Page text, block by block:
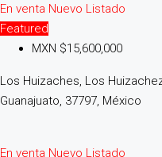
En venta Nuevo Listado
Featured
MXN $15,600,000
Los Huizaches, Los
Guanajuato, 37797, México
En venta Nuevo Listado